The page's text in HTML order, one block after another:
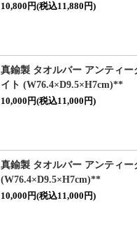
10,800円(税込11,880円)
真鍮製 タオルバー アンティー
イト (W76.4×D9.5×H7cm)**
10,000円(税込11,000円)
真鍮製 タオルバー アンティー
(W76.4×D9.5×H7cm)**
10,000円(税込11,000円)